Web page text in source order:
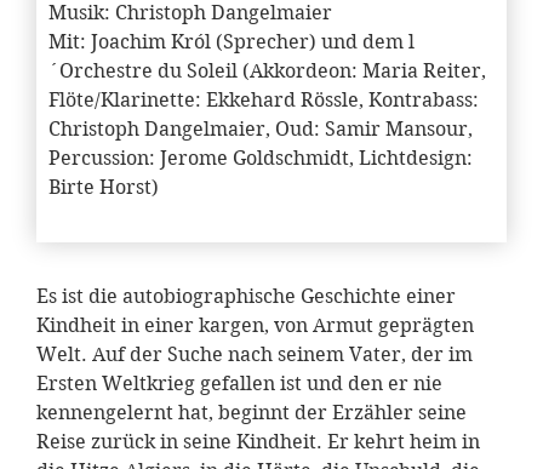
Musik: Christoph Dangelmaier
Mit: Joachim Król (Sprecher) und dem l
´Orchestre du Soleil (Akkordeon: Maria Reiter,
Flöte/Klarinette: Ekkehard Rössle, Kontrabass:
Christoph Dangelmaier, Oud: Samir Mansour,
Percussion: Jerome Goldschmidt, Lichtdesign:
Birte Horst)
Es ist die autobiographische Geschichte einer
Kindheit in einer kargen, von Armut geprägten
Welt. Auf der Suche nach seinem Vater, der im
Ersten Weltkrieg gefallen ist und den er nie
kennengelernt hat, beginnt der Erzähler seine
Reise zurück in seine Kindheit. Er kehrt heim in